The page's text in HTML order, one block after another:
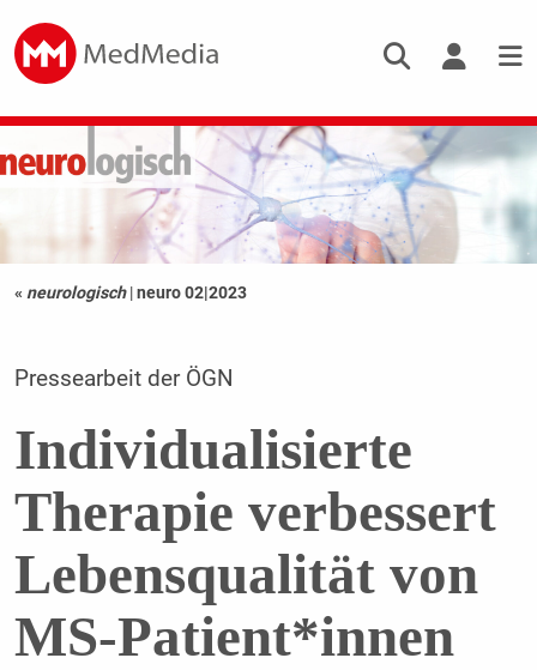
« neurologisch |neuro 02|2023
Pressearbeit der ÖGN
Individualisierte
Therapie verbessert
Lebensqualität von
MS-Patient*innen